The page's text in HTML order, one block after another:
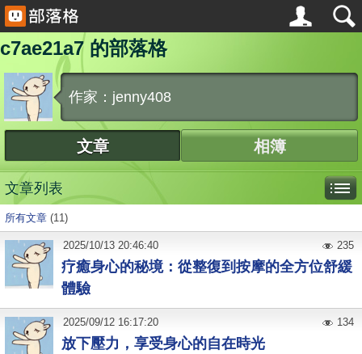
c7ae21a7 的部落格
作家：jenny408
文章 相簿
文章列表
所有文章 (11)
疗癒身心的秘境：從整復到按摩的全方位舒緩
體驗
2025/10/13 20:46:40 235
放下壓力，享受身心的自在時光
2025/09/12 16:17:20 134